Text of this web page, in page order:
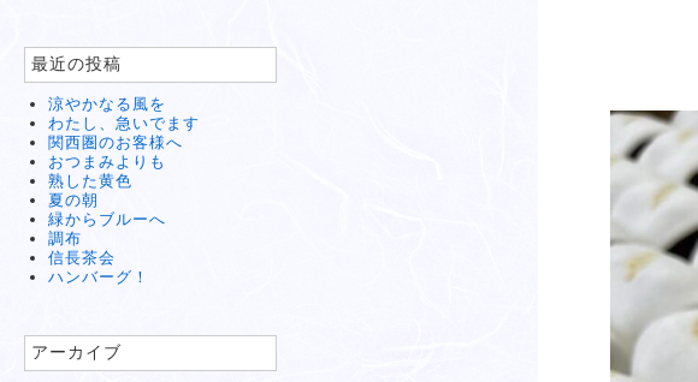
最近の投稿
涼やかなる風を
わたし、急いでます
関西圏のお客様へ
おつまみよりも
熟した黄色
夏の朝
緑からブルーへ
調布
信長茶会
ハンバーグ！
アーカイブ